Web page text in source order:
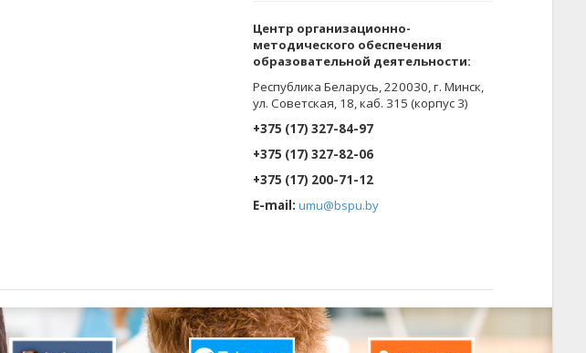
Центр организационно-
методического обеспечения
образовательной деятельности:
Республика Беларусь, 220030, г. Минск,
ул. Советская, 18, каб. 315 (корпус 3)
+375 (17) 327-84-97
+375 (17) 327-82-06
+375 (17) 200-71-12
E-mail:umu@bspu.by